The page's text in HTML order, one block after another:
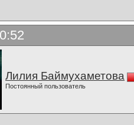
Лилия Баймухаметова
Постоянный пользователь